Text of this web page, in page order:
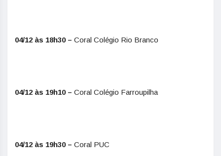
04/12 às 18h30 – Coral Colégio Rio Branco
04/12 às 19h10 – Coral Colégio Farroupilha
04/12 às 19h30 – Coral PUC